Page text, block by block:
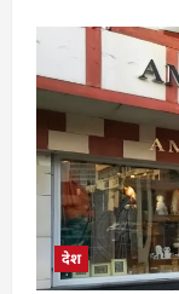
देश